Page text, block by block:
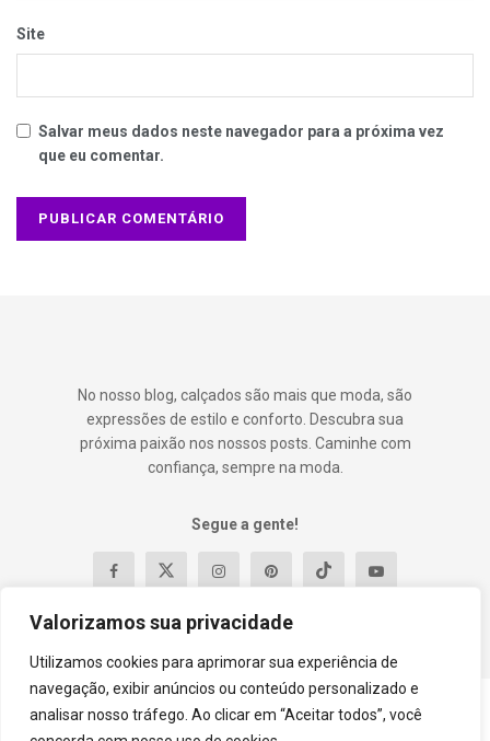
Valorizamos sua privacidade
Utilizamos cookies para aprimorar sua experiência de
navegação, exibir anúncios ou conteúdo personalizado e
analisar nosso tráfego. Ao clicar em “Aceitar todos”, você
Site
Salvar meus dados neste navegador para a próxima vez
que eu comentar.
No nosso blog, calçados são mais que moda, são
expressões de estilo e conforto. Descubra sua
próxima paixão nos nossos posts. Caminhe com
confiança, sempre na moda.
Segue a gente!
Contato Política e Privacidade
Termos e Condições